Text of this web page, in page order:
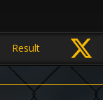
Result